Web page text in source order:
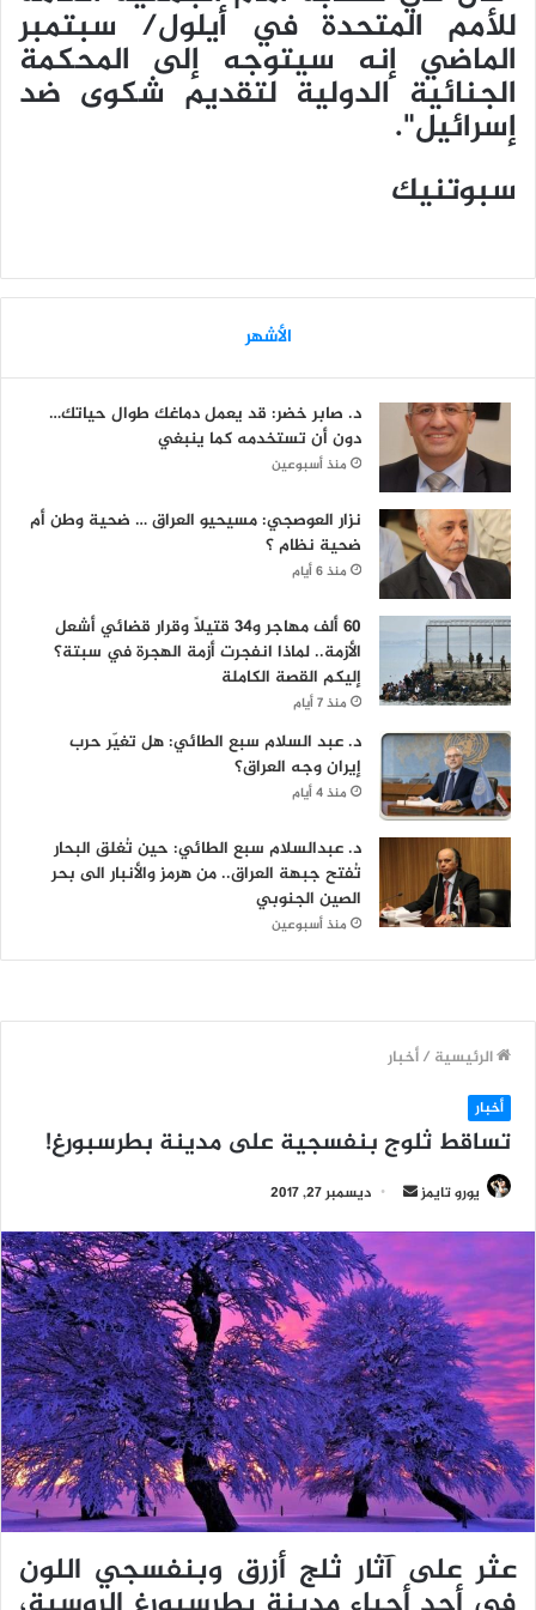
للأمم المتحدة في أيلول/ سبتمبر
الماضي إنه سيتوجه إلى المحكمة
الجنائية الدولية لتقديم شكوى ضد
إسرائيل".
سبوتنيك
الأشهر
د. صابر خضر: قد يعمل دماغك طوال حياتك…
دون أن تستخدمه كما ينبغي
منذ أسبوعين
نزار العوصجي: مسيحيو العراق … ضحية وطن أم
ضحية نظام ؟
منذ 6 أيام
60 ألف مهاجر و34 قتيلاً وقرار قضائي أشعل
الأزمة.. لماذا انفجرت أزمة الهجرة في سبتة؟
إليكم القصة الكاملة
منذ 7 أيام
د. عبد السلام سبع الطائي: هل تغيّر حرب
إيران وجه العراق؟
منذ 4 أيام
د. عبدالسلام سبع الطائي: حين تُغلق البحار
تُفتح جبهة العراق.. من هرمز والأنبار الى بحر
الصين الجنوبي
منذ أسبوعين